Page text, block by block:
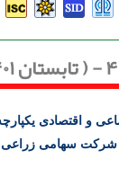
و اقتصادی
سهامی زراعی نیل